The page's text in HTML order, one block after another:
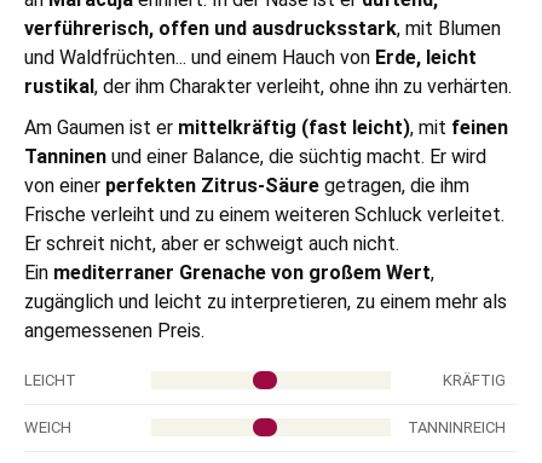
mehr Landschaft.
Hier wächst die Garnacha inetwa 700 Metern Höhe, und
das prägt den Stil: mehr Frische, mehr Spannung, mehr
Leichtigkeit. Mediterran, ja, aber ohne Schwere. Mit dieser
Energie, die dafür sorgt, dass die Flasche schneller leer
ist, als du erwartet hast.
Eine dieser Flaschen, die zum „Hauswein” werden ... und
das nicht zufällig.
verführerisch, offen und ausdrucksstark, mit Blumen
und Waldfrüchten... und einem Hauch von Erde, leicht
rustikal, der ihm Charakter verleiht, ohne ihn zu verhärten.
Am Gaumen ist er mittelkräftig (fast leicht), mit feinen
Tanninen und einer Balance, die süchtig macht. Er wird
von einer perfekten Zitrus-Säure getragen, die ihm
Frische verleiht und zu einem weiteren Schluck verleitet.
Er schreit nicht, aber er schweigt auch nicht.
Ein mediterraner Grenache von großem Wert,
zugänglich und leicht zu interpretieren, zu einem mehr als
angemessenen Preis.
LEICHT KRÄFTIG
WEICH TANNINREICH